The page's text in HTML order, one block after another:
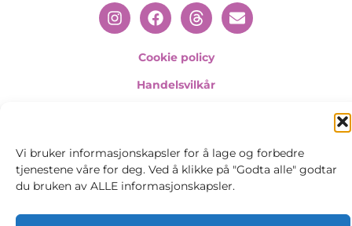
Vi bruker informasjonskapsler for å lage og forbedre
tjenestene våre for deg. Ved å klikke på "Godta alle" godtar
du bruken av ALLE informasjonskapsler.
Cookie policy
Handelsvilkår